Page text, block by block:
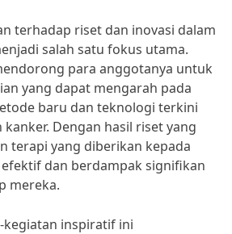
terhadap riset dan inovasi dalam
salah satu fokus utama.
para anggotanya untuk
yang dapat mengarah pada
baru dan teknologi terkini
Dengan hasil riset yang
terapi yang diberikan kepada
dan berdampak signifikan
mereka.
kegiatan inspiratif ini